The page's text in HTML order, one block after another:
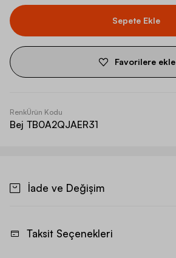
Sepete Ekle
Favorilere ekle
Renk
Bej
Ürün Kodu
TB0A2QJAER31
İade ve Değişim
Taksit Seçenekleri